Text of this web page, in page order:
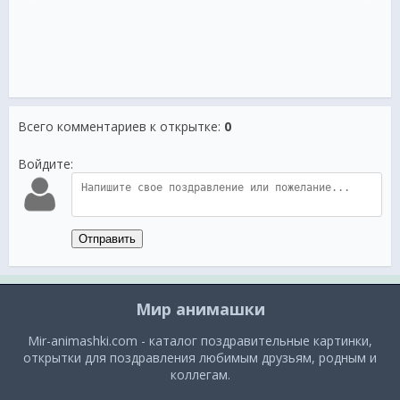
Всего комментариев к открытке: 0
Войдите:
Отправить
Мир анимашки
Mir-animashki.com - каталог поздравительные картинки,
открытки для поздравления любимым друзьям, родным и
коллегам.